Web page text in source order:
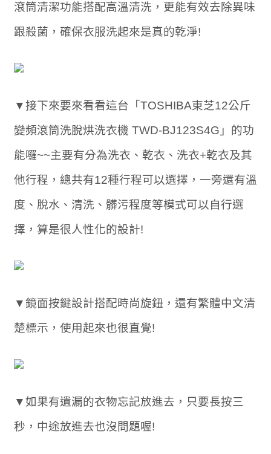
滾筒清潔功能搭配高溫清洗，更能有效去除異味
跟殺菌，確保衣服洗起來是真的乾淨!
▼接下來要來看看這台「TOSHIBA東芝12公斤
變頻滾筒洗脫烘洗衣機 TWD-BJ123S4G」的功
能囉~~主要有分為洗衣、乾衣、洗衣+乾衣及其
他行程，總共有12種行程可以選擇，一旁還有溫
度、脫水、清洗、髒污程度等模式可以自行選
擇，算是很人性化的設計!
▼鏡面按鍵設計搭配時尚旋鈕，還有繁體中文清
楚標示，使用起來也很直覺!
▼如果有遺漏的衣物忘記放進去，只要長按三
秒，中途放進去也沒問題喔!